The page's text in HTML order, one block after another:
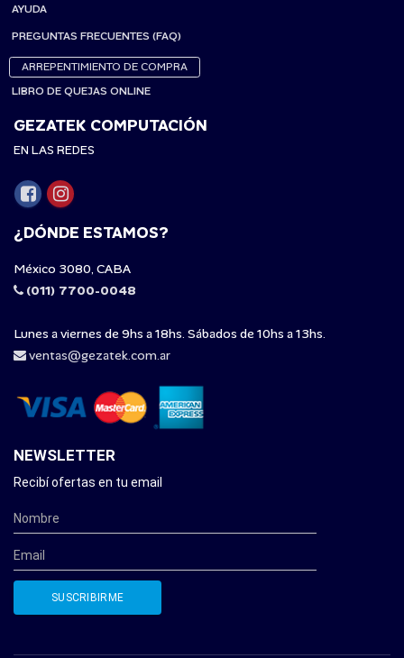
AYUDA
PREGUNTAS FRECUENTES (FAQ)
ARREPENTIMIENTO DE COMPRA
LIBRO DE QUEJAS ONLINE
GEZATEK COMPUTACIÓN
EN LAS REDES
¿DÓNDE ESTAMOS?
México 3080, CABA
(011) 7700-0048
Lunes a viernes de 9hs a 18hs. Sábados de 10hs a 13hs.
ventas@gezatek.com.ar
NEWSLETTER
Recibí ofertas en tu email